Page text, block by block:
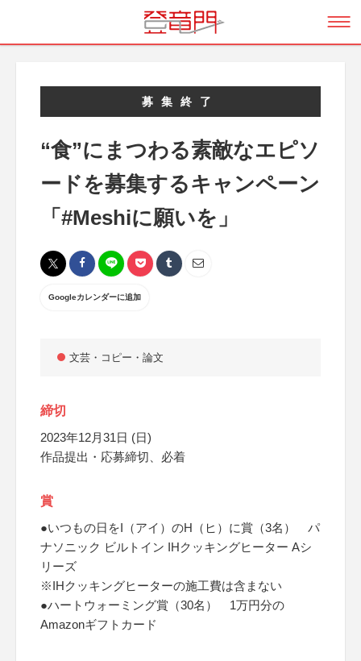
募集終了
“食”にまつわる素敵なエピソ
ードを募集するキャンペーン
「#Meshiに願いを」
Googleカレンダーに追加
文芸・コピー・論文
締切
2023年12月31日 (日)
作品提出・応募締切、必着
賞
●いつもの日をI（アイ）のH（ヒ）に賞（3名） パ
ナソニック ビルトイン IHクッキングヒーター Aシ
リーズ
※IHクッキングヒーターの施工費は含まない
●ハートウォーミング賞（30名） 1万円分の
Amazonギフトカード